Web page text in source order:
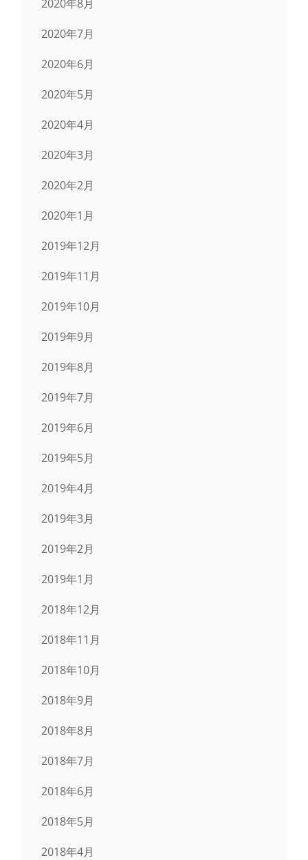
2020年8月
2020年7月
2020年6月
2020年5月
2020年4月
2020年3月
2020年2月
2020年1月
2019年12月
2019年11月
2019年10月
2019年9月
2019年8月
2019年7月
2019年6月
2019年5月
2019年4月
2019年3月
2019年2月
2019年1月
2018年12月
2018年11月
2018年10月
2018年9月
2018年8月
2018年7月
2018年6月
2018年5月
2018年4月